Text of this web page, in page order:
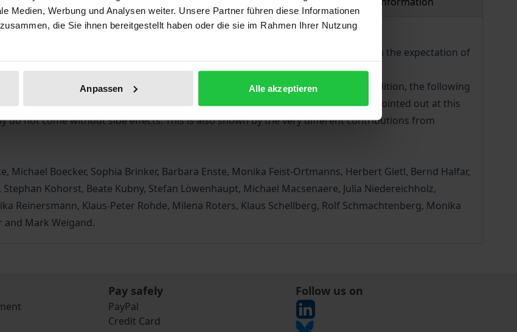
Medien, Werbung und Analysen weiter. Unsere Partner führen diese Informationen
die Sie ihnen bereitgestellt haben oder die sie im Rahmen Ihrer Nutzung
Anpassen Alle akzeptieren
(BTHG), the concept of person-centeredness combined with the expectation of
professional public discussion.
discourse on the basis of central questions and current developments. In addition, the following
the impact debate and the demand for person-centricity. However, it should be pointed out at this
do not come without side effects. This is also shown by the very different contributions from
Michael Boecker, Sophia Brinker, Barbara Enste, Monika Feist-Ortmanns, Herbert Gietl, Bernd Halfar,
Kohorst, Beate Kubny, Stefan Löwenhaupt, Michael Macsenaere, Julia Niedereichholz,
Reinersmann, Klaus-Peter Rohde, Milena Roters, Klaus Schellberg, Rolf Schmachtenberg, Monika
and Mark Weigand.
Pay safely
PayPal
Credit Card
Follow us on